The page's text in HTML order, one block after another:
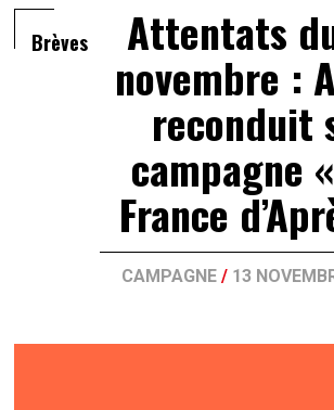
Brèves Attentats
novembre :
reconduit
campagne
France
CAMPAGNE / 13